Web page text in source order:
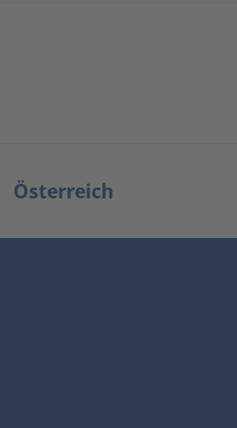
Österreich